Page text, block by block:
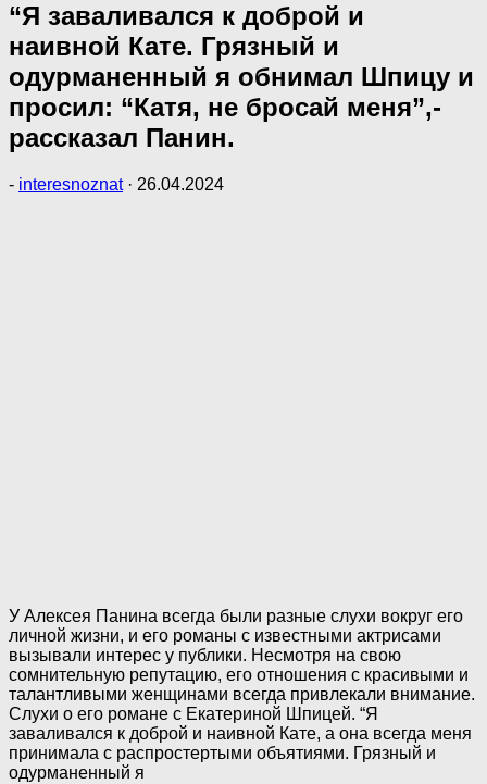
“Я заваливался к доброй и
наивной Кате. Грязный и
одурманенный я обнимал Шпицу и
просил: “Катя, не бросай меня”,-
рассказал Панин.
- interesnoznat · 26.04.2024
У Алексея Панина всегда были разные слухи вокруг его
личной жизни, и его романы с известными актрисами
вызывали интерес у публики. Несмотря на свою
сомнительную репутацию, его отношения с красивыми и
талантливыми женщинами всегда привлекали внимание.
Слухи о его романе с Екатериной Шпицей. “Я
заваливался к доброй и наивной Кате, а она всегда меня
принимала с распростертыми объятиями. Грязный и
одурманенный я